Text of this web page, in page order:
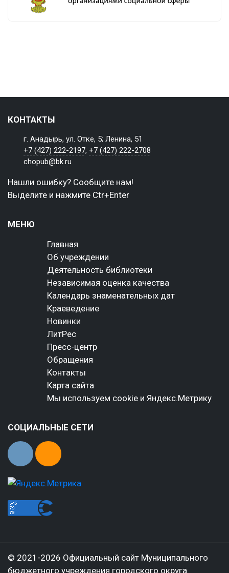
КОНТАКТЫ
г. Анадырь, ул. Отке, 5; Ленина, 51
+7 (427) 222-2197,+7 (427) 222-2708
chopub@bk.ru
Нашли ошибку? Сообщите нам!
Выделите и нажмите Ctr+Enter
МЕНЮ
Главная
Об учреждении
Деятельность библиотеки
Независимая оценка качества
Календарь знаменательных дат
Краеведение
Новинки
ЛитРес
Пресс-центр
Обращения
Контакты
Карта сайта
Мы используем cookie и Яндекс.Метрику
СОЦИАЛЬНЫЕ СЕТИ
© 2021-2026 Официальный сайт Муниципального
бюджетного учреждения городского округа